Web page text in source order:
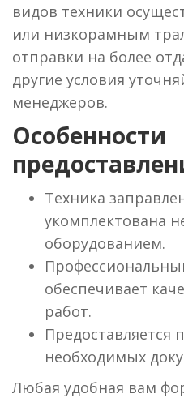
видов техники
или низкорамным
отправки на более
другие условия
менеджеров.
Особенности
Техника
укомплектована
оборудованием.
обеспечивает
работ.
Предоставляется
необходимых
Любая удобная вам